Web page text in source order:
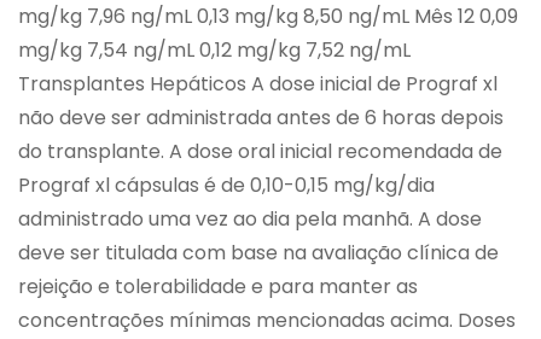
mg/kg 7,96 ng/mL 0,13 mg/kg 8,50 ng/mL Mês 12 0,09
mg/kg 7,54 ng/mL 0,12 mg/kg 7,52 ng/mL
Transplantes Hepáticos A dose inicial de Prograf xl
não deve ser administrada antes de 6 horas depois
do transplante. A dose oral inicial recomendada de
Prograf xl cápsulas é de 0,10-0,15 mg/kg/dia
administrado uma vez ao dia pela manhã. A dose
deve ser titulada com base na avaliação clínica de
rejeição e tolerabilidade e para manter as
concentrações mínimas mencionadas acima. Doses